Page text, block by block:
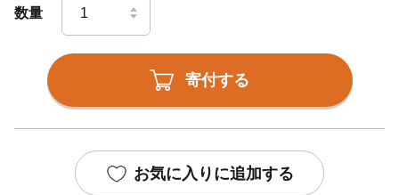
数量
寄付する
お気に入りに追加する